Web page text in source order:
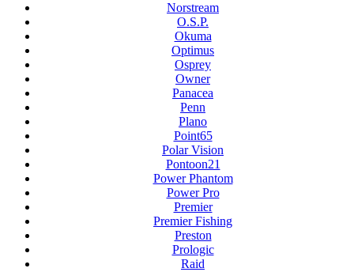
Norstream
O.S.P.
Okuma
Optimus
Osprey
Owner
Panacea
Penn
Plano
Point65
Polar Vision
Pontoon21
Power Phantom
Power Pro
Premier
Premier Fishing
Preston
Prologic
Raid